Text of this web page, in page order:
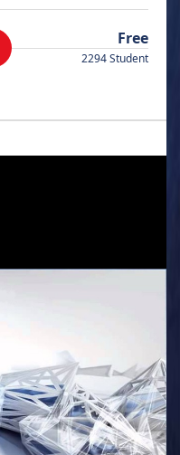
Free
2294 Student